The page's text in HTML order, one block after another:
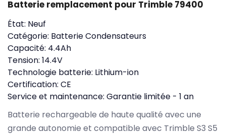
Batterie remplacement pour Trimble 79400
État: Neuf
Catégorie: Batterie Condensateurs
Capacité: 4.4Ah
Tension: 14.4V
Technologie batterie: Lithium-ion
Certification: CE
Service et maintenance: Garantie limitée - 1 an
Batterie rechargeable de haute qualité avec une
grande autonomie et compatible avec Trimble S3 S5